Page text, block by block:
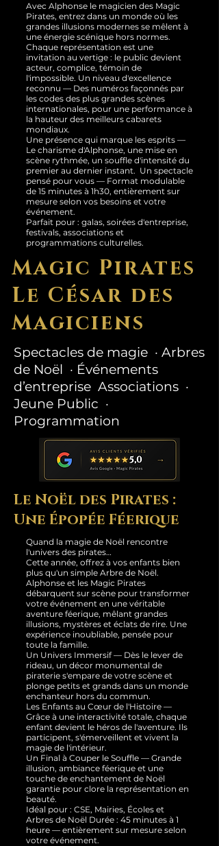
Avec Alphonse le magicien des Magic
Pirates, entrez dans un monde où les
grandes illusions modernes se mêlent à
une énergie scénique hors normes.
Chaque représentation est une
invitation au vertige : le public devient
acteur, complice, témoin de
l'impossible. Un niveau d'excellence
reconnu — Des numéros façonnés par
les codes des plus grandes scènes
internationales, pour une performance à
la hauteur des meilleurs cabarets
mondiaux.
Une présence qui marque les esprits —
Le charisme d'Alphonse, une mise en
scène rythmée, un souffle d'intensité du
premier au dernier instant. Un spectacle
pensé pour vous — Format modulable
de 15 minutes à 1h30, entièrement sur
mesure selon vos besoins et votre
événement.
Parfait pour : galas, soirées d'entreprise,
festivals, associations et
programmations culturelles.
Magic Pirates
Le César des
Magiciens
Spectacles de magie · Arbres
de Noël · Événements
d’entreprise Associations ·
Jeune Public ·
Programmation
Le Noël des Pirates :
Une Épopée Féerique
Quand la magie de Noël rencontre
l'univers des pirates…
Cette année, offrez à vos enfants bien
plus qu'un simple Arbre de Noël.
Alphonse et les Magic Pirates
débarquent sur scène pour transformer
votre événement en une véritable
aventure féerique, mêlant grandes
illusions, mystères et éclats de rire. Une
expérience inoubliable, pensée pour
toute la famille.
Un Univers Immersif — Dès le lever de
rideau, un décor monumental de
piraterie s'empare de votre scène et
plonge petits et grands dans un monde
enchanteur hors du commun.
Les Enfants au Cœur de l'Histoire —
Grâce à une interactivité totale, chaque
enfant devient le héros de l'aventure. Ils
participent, s'émerveillent et vivent la
magie de l'intérieur.
Un Final à Couper le Souffle — Grande
illusion, ambiance féerique et une
touche de enchantement de Noël
garantie pour clore la représentation en
beauté.
Idéal pour : CSE, Mairies, Écoles et
Arbres de Noël Durée : 45 minutes à 1
heure — entièrement sur mesure selon
votre événement.